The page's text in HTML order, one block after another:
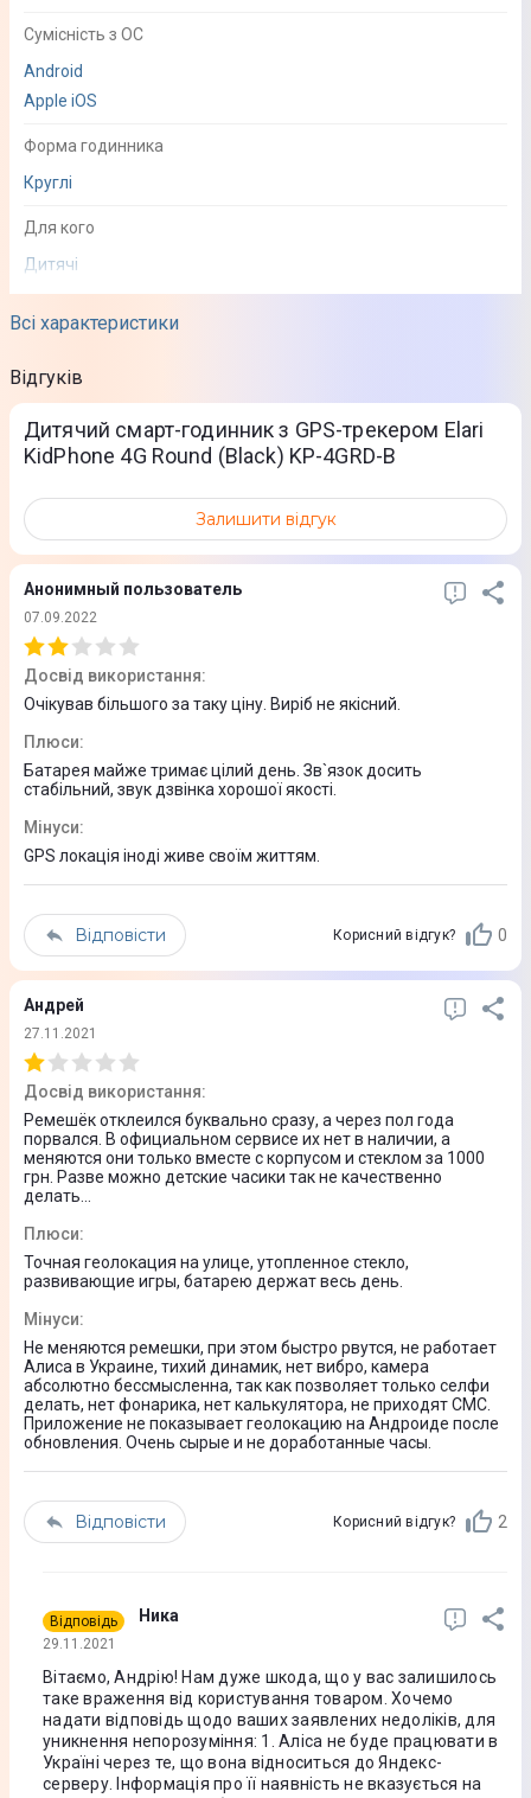
Всі характеристики
Сумісність з ОС
Android
Apple iOS
Форма годинника
Круглі
Для кого
Дитячі
Телефонні дзвінки
Bluetooth-дзвінок
Фізичної активності
Мікрофон
Підтримка аудіомоніторингу
Дисплей
Кольоровий
Діагональ дисплея
1,3"
Роздільна здатність дисплея
Сенсорний дисплей
Так
Технічні характеристики
Розмір вбудованої пам'яті
4 Гб
Датчики
Шагомір
датчик зняття годинника
Інтерфейси та підключення
2G
3G
LBS-трекінг
Підтримка GPS
Так
Відгуків
Дитячий смарт-годинник з GPS-трекером Elari
KidPhone 4G Round (Black) KP-4GRD-B
Залишити відгук
Анонимный пользователь
07.09.2022
Досвід використання:
Очікував більшого за таку ціну. Виріб не якісний.
Плюси:
Батарея майже тримає цілий день. Зв`язок досить
стабільний, звук дзвінка хорошої якості.
Мінуси:
GPS локація іноді живе своїм життям.
Відповісти Корисний відгук? 0
Андрей
27.11.2021
Досвід використання:
Ремешёк отклеился буквально сразу, а через пол года
порвался. В официальном сервисе их нет в наличии, а
меняются они только вместе с корпусом и стеклом за 1000
грн. Разве можно детские часики так не качественно
делать...
Плюси:
Точная геолокация на улице, утопленное стекло,
развивающие игры, батарею держат весь день.
Мінуси:
Не меняются ремешки, при этом быстро рвутся, не работает
Алиса в Украине, тихий динамик, нет вибро, камера
абсолютно бессмысленна, так как позволяет только селфи
делать, нет фонарика, нет калькулятора, не приходят СМС.
Приложение не показывает геолокацию на Андроиде после
обновления. Очень сырые и не доработанные часы.
Відповісти Корисний відгук? 2
Відповідь Ника
29.11.2021
Вітаємо, Андрію! Нам дуже шкода, що у вас залишилось
таке враження від користування товаром. Хочемо
надати відповідь щодо ваших заявлених недоліків, для
уникнення непорозуміння: 1. Аліса не буде працювати в
Україні через те, що вона відноситься до Яндекс-
серверу. Інформація про її наявність не вказується на